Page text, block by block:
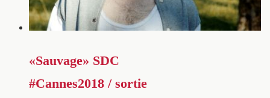
«Sauvage» SDC
#Cannes2018 / sortie